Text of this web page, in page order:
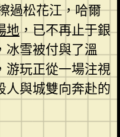
過松花江，哈爾
地，已不再止于銀
冰雪被付與了溫
游玩正從一場注視
人與城雙向奔赴的